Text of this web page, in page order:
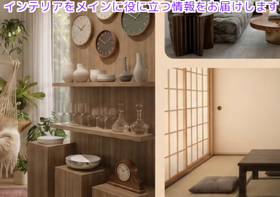
インテリアをメインに役に立つ情報をお届けします